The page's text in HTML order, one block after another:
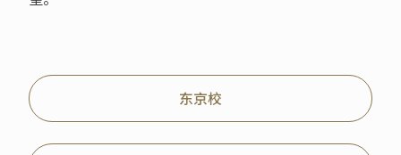
东京校